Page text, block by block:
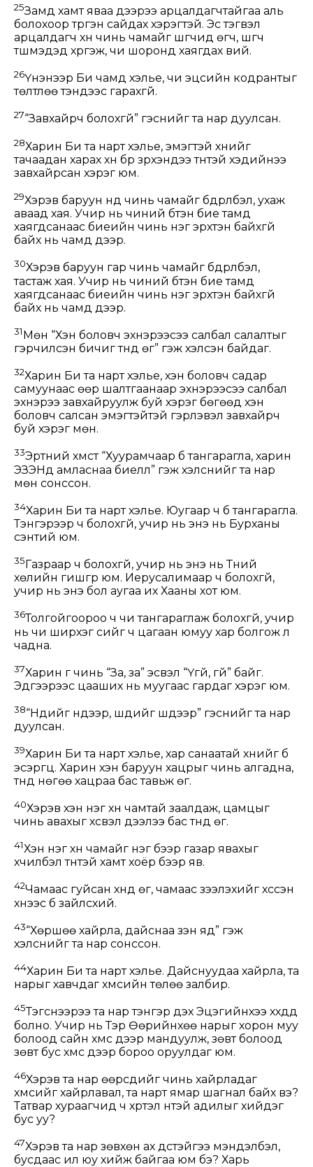
25Замд хамт яваа дээрээ арцалдагчтайгаа аль
болохоор түргэн сайдах хэрэгтэй. Эс тэгвэл
арцалдагч хүн чинь чамайг шүүгчид өгч, шүүгч
түшмэдэд хүргэж, чи шоронд хаягдах вий.
26Үнэнээр Би чамд хэлье, чи эцсийн кодрантыг
төлтлөө тэндээс гарахгүй.
27“Завхайрч болохгүй” гэснийг та нар дуулсан.
28Харин Би та нарт хэлье, эмэгтэй хүнийг
тачаадан харах хүн бүр зүрхэндээ түүнтэй хэдийнээ
завхайрсан хэрэг юм.
29Хэрэв баруун нүд чинь чамайг бүдрүүлбэл, ухаж
аваад хая. Учир нь чиний бүтэн бие тамд
хаягдсанаас биеийн чинь нэг эрхтэн байхгүй
байх нь чамд дээр.
30Хэрэв баруун гар чинь чамайг бүдрүүлбэл,
тастаж хая. Учир нь чиний бүтэн бие тамд
хаягдсанаас биеийн чинь нэг эрхтэн байхгүй
байх нь чамд дээр.
31Мөн “Хэн боловч эхнэрээсээ салбал салалтыг
гэрчилсэн бичиг түүнд өг” гэж хэлсэн байдаг.
32Харин Би та нарт хэлье, хэн боловч садар
самуунаас өөр шалтгаанаар эхнэрээсээ салбал
эхнэрээ завхайруулж буй хэрэг бөгөөд хэн
боловч салсан эмэгтэйтэй гэрлэвэл завхайрч
буй хэрэг мөн.
33Эртний хүмүүст “Хуурамчаар бүү тангарагла, харин
ЭЗЭНд амласнаа биелүүл” гэж хэлснийг та нар
мөн сонссон.
34Харин Би та нарт хэлье. Юугаар ч бүү тангарагла.
Тэнгэрээр ч болохгүй, учир нь энэ нь Бурханы
сэнтий юм.
35 Газраар ч болохгүй, учир нь энэ нь Түүний
хөлийн гишгүүр юм. Иерусалимаар ч болохгүй,
учир нь энэ бол аугаа их Хааны хот юм.
36Толгойгоороо ч чи тангараглаж болохгүй, учир
нь чи ширхэг үсийг ч цагаан юмуу хар болгож үл
чадна.
37Харин үг чинь “За, за” эсвэл “Үгүй, үгүй” байг.
Эдгээрээс цааших нь муугаас гардаг хэрэг юм.
38“Нүдийг нүдээр, шүдийг шүдээр” гэснийг та нар
дуулсан.
39Харин Би та нарт хэлье, хар санаатай хүнийг бүү
эсэргүүц. Харин хэн баруун хацрыг чинь алгадна,
түүнд нөгөө хацраа бас тавьж өг.
40Хэрэв хэн нэг хүн чамтай заалдаж, цамцыг
чинь авахыг хүсвэл дээлээ бас түүнд өг.
41Хэн нэг хүн чамайг нэг бээр газар явахыг
хүчилбэл түүнтэй хамт хоёр бээр яв.
42Чамаас гуйсан хүнд өг, чамаас зээлэхийг хүссэн
хүнээс бүү зайлсхий.
43“Хөршөө хайрла, дайснаа үзэн яд” гэж
хэлснийг та нар сонссон.
44Харин Би та нарт хэлье. Дайснуудаа хайрла, та
нарыг хавчдаг хүмүүсийн төлөө залбир.
45Тэгснээрээ та нар тэнгэр дэх Эцэгийнхээ хүүхдүүд
болно. Учир нь Тэр Өөрийнхөө нарыг хорон муу
болоод сайн хүмүүс дээр мандуулж, зөвт болоод
зөвт бус хүмүүс дээр бороо оруулдаг юм.
46Хэрэв та нар өөрсдийг чинь хайрладаг
хүмүүсийг хайрлавал, та нарт ямар шагнал байх вэ?
Татвар хураагчид ч хүртэл үүнтэй адилыг хийдэг
бус уу?
47Хэрэв та нар зөвхөн ах дүүстэйгээ мэндэлбэл,
бусдаас илүү юу хийж байгаа юм бэ? Харь